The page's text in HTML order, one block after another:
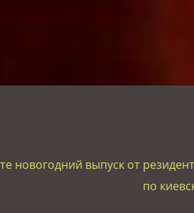
новогодний выпуск от
по